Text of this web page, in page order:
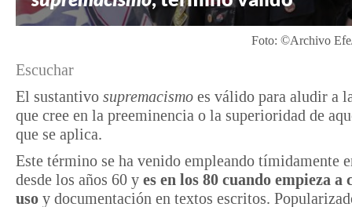
Foto: ©Archivo
Escuchar
El sustantivo supremacismo es válido para aludir a
que cree en la preeminencia o la superioridad de
que se aplica.
Este término se ha venido empleando tímidamente
desde los años 60 y es en los 80 cuando empieza a
uso y documentación en textos escritos.